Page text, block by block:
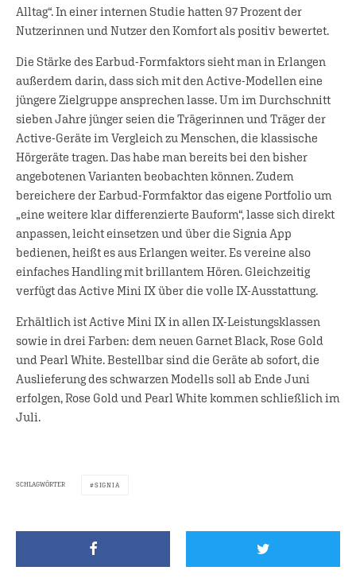
Alltag“. In einer internen Studie hatten 97 Prozent der
Nutzerinnen und Nutzer den Komfort als positiv bewertet.
Die Stärke des Earbud-Formfaktors sieht man in Erlangen
außerdem darin, dass sich mit den Active-Modellen eine
jüngere Zielgruppe ansprechen lasse. Um im Durchschnitt
sieben Jahre jünger seien die Trägerinnen und Träger der
Active-Geräte im Vergleich zu Menschen, die klassische
Hörgeräte tragen. Das habe man bereits bei den bisher
angebotenen Varianten beobachten können. Zudem
bereichere der Earbud-Formfaktor das eigene Portfolio um
„eine weitere klar differenzierte Bauform“, lasse sich direkt
anpassen, leicht einsetzen und über die Signia App
bedienen, heißt es aus Erlangen weiter. Es vereine also
einfaches Handling mit brillantem Hören. Gleichzeitig
verfügt das Active Mini IX über die volle IX-Ausstattung.
Erhältlich ist Active Mini IX in allen IX-Leistungsklassen
sowie in drei Farben: dem neuen Garnet Black, Rose Gold
und Pearl White. Bestellbar sind die Geräte ab sofort, die
Auslieferung des schwarzen Modells soll ab Ende Juni
erfolgen, Rose Gold und Pearl White kommen schließlich im
Juli.
SCHLAGWÖRTER SIGNIA